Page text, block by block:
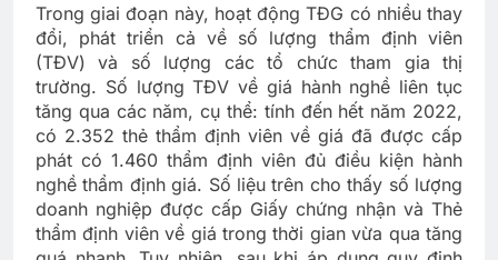
Trong giai đoạn này, hoạt động TĐG có nhiều thay
đổi, phát triển cả về số lượng thẩm định viên
(TĐV) và số lượng các tổ chức tham gia thị
trường. Số lượng TĐV về giá hành nghề liên tục
tăng qua các năm, cụ thể: tính đến hết năm 2022,
có 2.352 thẻ thẩm định viên về giá đã được cấp
phát có 1.460 thẩm định viên đủ điều kiện hành
nghề thẩm định giá. Số liệu trên cho thấy số lượng
doanh nghiệp được cấp Giấy chứng nhận và Thẻ
thẩm định viên về giá trong thời gian vừa qua tăng